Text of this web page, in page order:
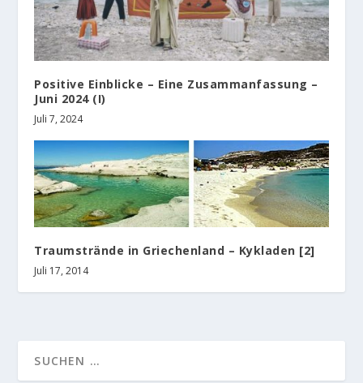
Positive Einblicke – Eine Zusammanfassung –
Juni 2024 (I)
Juli 7, 2024
Traumstrände in Griechenland – Kykladen [2]
Juli 17, 2014